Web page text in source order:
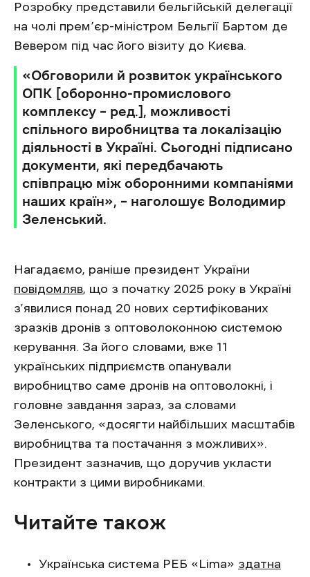
Розробку представили бельгійській делегації
на чолі прем’єр-міністром Бельгії Бартом де
Вевером під час його візиту до Києва.
«Обговорили й розвиток українського
ОПК [оборонно-промислового
комплексу – ред.], можливості
спільного виробництва та локалізацію
діяльності в Україні. Сьогодні підписано
документи, які передбачають
співпрацю між оборонними компаніями
наших країн», – наголошує Володимир
Зеленський.
Нагадаємо, раніше президент України
повідомляв, що з початку 2025 року в Україні
з’явилися понад 20 нових сертифікованих
зразків дронів з оптоволоконною системою
керування. За його словами, вже 11
українських підприємств опанували
виробництво саме дронів на оптоволокні, і
головне завдання зараз, за словами
Зеленського, «досягти найбільших масштабів
виробництва та постачання з можливих».
Президент зазначив, що доручив укласти
контракти з цими виробниками.
Читайте також
Українська система РЕБ «Lima» здатна